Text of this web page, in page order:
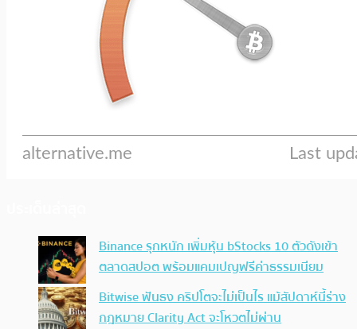
Binance รุกหนัก เพิ่มหุ้น bStocks 10 ตัวดังเข้า
ตลาดสปอต พร้อมแคมเปญฟรีค่าธรรมเนียม
Bitwise ฟันธง คริปโตจะไม่เป็นไร แม้สัปดาห์นี้ร่าง
กฎหมาย Clarity Act จะโหวตไม่ผ่าน